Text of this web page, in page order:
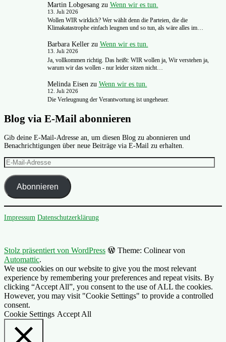
Martin Lobgesangzu Wenn wir es tun.
13. Juli 2026
Wollen WIR wirklich? Wer wählt denn die Parteien, die die
Klimakatastrophe einfach leugnen und so tun, als wäre alles im…
Barbara Kellerzu Wenn wir es tun.
13. Juli 2026
Ja, vollkommen richtig. Das heißt: WIR wollen ja, Wir verstehen ja,
warum wir das wollen - nur leider sitzen nicht…
Melinda Eisen zu Wenn wir es tun.
12. Juli 2026
Die Verleugnung der Verantwortung ist ungeheuer.
Blog via E-Mail abonnieren
Gib deine E-Mail-Adresse an, um diesen Blog zu abonnieren und
Benachrichtigungen über neue Beiträge via E-Mail zu erhalten.
E-
Mail-
Adresse
Abonnieren
Impressum Datenschutzerklärung
Stolz präsentiert von WordPress
Theme: Colinear von
Automattic.
We use cookies on our website to give you the most relevant
experience by remembering your preferences and repeat visits. By
clicking “Accept All”, you consent to the use of ALL the cookies.
However, you may visit "Cookie Settings" to provide a controlled
consent.
Cookie Settings Accept All